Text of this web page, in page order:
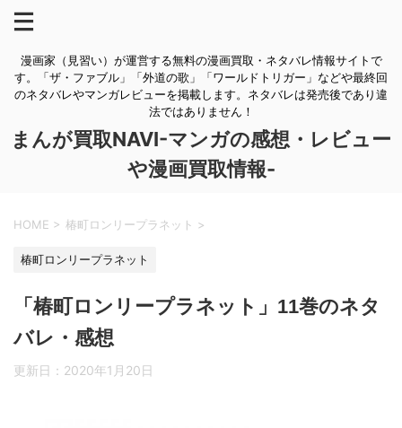
漫画家（見習い）が運営する無料の漫画買取・ネタバレ情報サイトで
す。「ザ・ファブル」「外道の歌」「ワールドトリガー」などや最終回
のネタバレやマンガレビューを掲載します。ネタバレは発売後であり違
法ではありません！
まんが買取NAVI-マンガの感想・レビュー
や漫画買取情報-
HOME > 椿町ロンリープラネット >
椿町ロンリープラネット
「椿町ロンリープラネット」11巻のネタ
バレ・感想
更新日： 2020年1月20日